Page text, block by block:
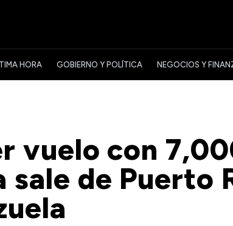
HORA GOBIERNO Y POLÍTICA NEGOCIOS Y
vuelo con
sale de Puerto